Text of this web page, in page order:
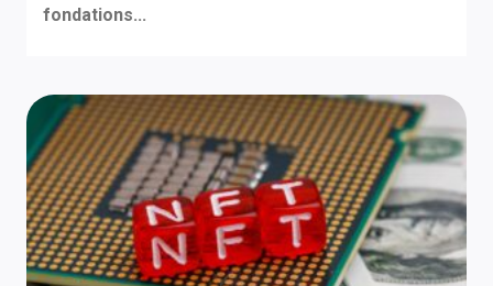
fondations...